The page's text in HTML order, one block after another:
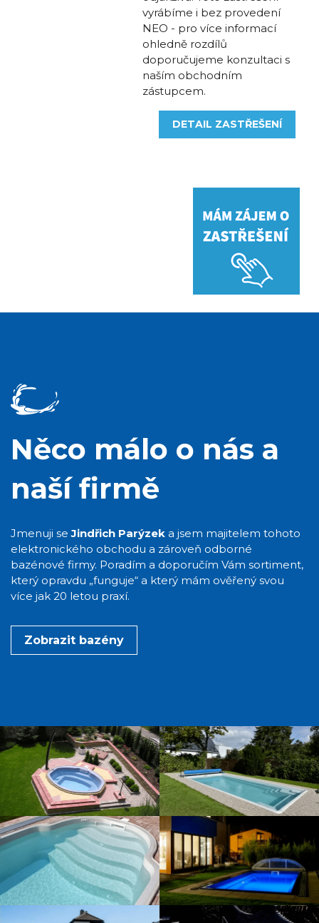
vyrábíme i bez provedení
NEO - pro více informací
ohledně rozdílů
doporučujeme konzultaci s
naším obchodním
zástupcem.
DETAIL ZASTŘEŠENÍ
Něco málo o nás a
naší firmě
Jmenuji seJindřich Parýzek a jsem majitelem tohoto
elektronického obchodu a zároveň odborné
bazénové firmy. Poradím a doporučím Vám sortiment,
který opravdu „funguje“ a který mám ověřený svou
více jak 20 letou praxí.
Zobrazit bazény